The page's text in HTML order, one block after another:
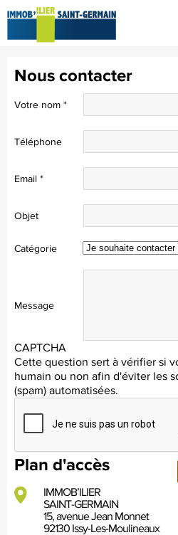
Nous contacter
Votre nom *
Téléphone
Email *
Objet
Catégorie
Message
CAPTCHA
Cette question sert à vérifier si
humain ou non afin d'éviter les
(spam) automatisées.
Plan d'accès
IMMOB’ILIER
SAINT-GERMAIN
15, avenue Jean Monnet
92130 Issy-Les-Moulineaux